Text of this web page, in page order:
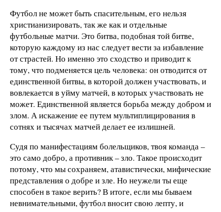
Футбол не может быть спасительным, его нельзя
христианизировать, так же как и отдельные
футбольные матчи. Это битва, подобная той битве,
которую каждому из нас следует вести за избавление
от страстей. Но именно это сходство и приводит к
тому, что подменяется цель человека: он отводится от
единственной битвы, в которой должен участвовать, и
вовлекается в уйму матчей, в которых участвовать не
может. Единственной является борьба между добром и
злом. А искажение ее путем мультиплицирования в
сотнях и тысячах матчей делает ее излишней.
Судя по манифестациям болельщиков, твоя команда –
это само добро, а противник – зло. Такое происходит
потому, что мы сохраняем, атавистически, мифические
представления о добре и зле. Но неужели ты еще
способен в такое верить? В итоге, если мы бываем
невнимательными, футбол вносит свою лепту, и